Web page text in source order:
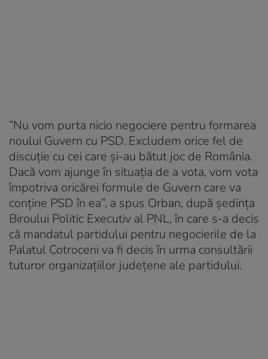
”Nu vom purta nicio negociere pentru formarea
noului Guvern cu PSD. Excludem orice fel de
discuţie cu cei care şi-au bătut joc de România.
Dacă vom ajunge în situaţia de a vota, vom vota
împotriva oricărei formule de Guvern care va
conţine PSD în ea”, a spus Orban, după şedinţa
Biroului Politic Executiv al PNL, în care s-a decis
că mandatul partidului pentru negocierile de la
Palatul Cotroceni va fi decis în urma consultării
tuturor organizațiilor județene ale partidului.